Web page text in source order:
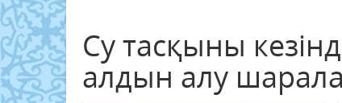
Су тасқыны
алдын алу